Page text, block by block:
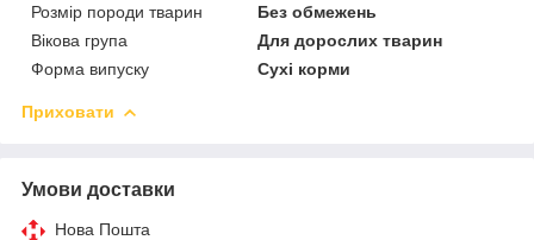
Розмір породи тварин
Без обмежень
Вікова група
Для дорослих тварин
Форма випуску
Сухі корми
Приховати
Умови доставки
Нова Пошта